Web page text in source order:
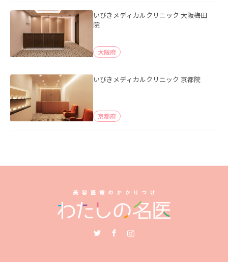
いびきメディカルクリニック 大阪梅田
院
大阪府
いびきメディカルクリニック 京都院
京都府